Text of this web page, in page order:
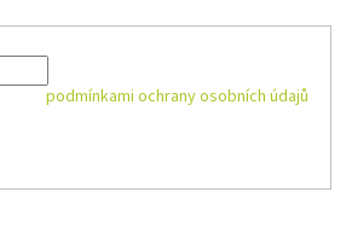
podmínkami ochrany osobních údajů